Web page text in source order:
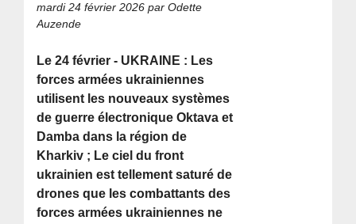
mardi 24 février 2026 par Odette
Auzende
Le 24 février - UKRAINE : Les
forces armées ukrainiennes
utilisent les nouveaux systèmes
de guerre électronique Oktava et
Damba dans la région de
Kharkiv ; Le ciel du front
ukrainien est tellement saturé de
drones que les combattants des
forces armées ukrainiennes ne